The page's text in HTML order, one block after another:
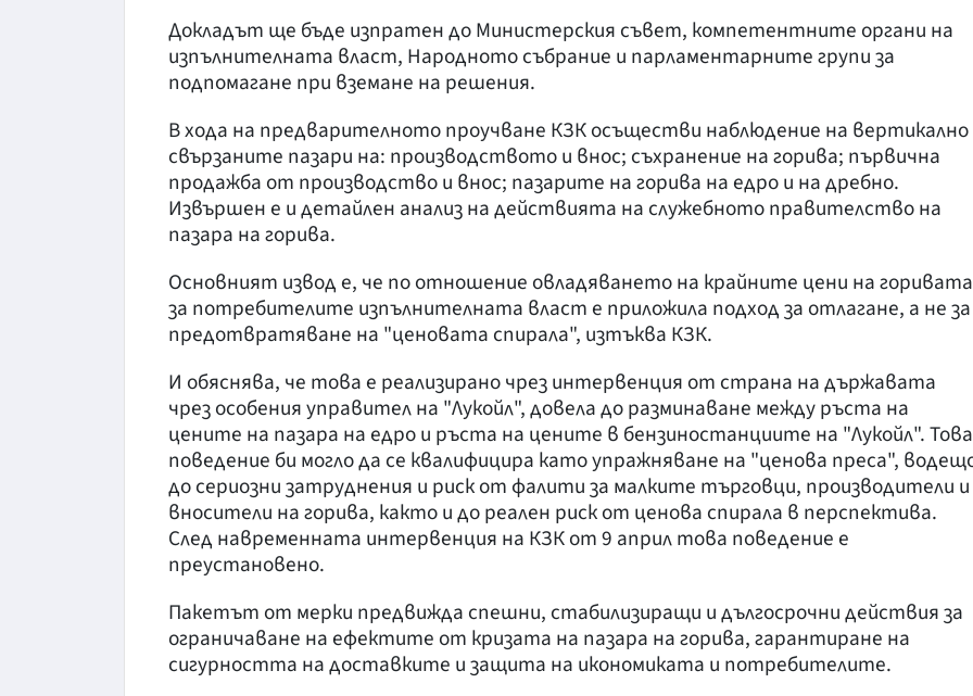
Докладът ще бъде изпратен до Министерския съвет, компетентните органи на
изпълнителната власт, Народното събрание и парламентарните групи за
подпомагане при вземане на решения.
В хода на предварителното проучване КЗК осъществи наблюдение на вертикално
свързаните пазари на: производството и внос; съхранение на горива; първична
продажба от производство и внос; пазарите на горива на едро и на дребно.
Извършен е и детайлен анализ на действията на служебното правителство на
пазара на горива.
Основният извод е, че по отношение овладяването на крайните цени на горивата
за потребителите изпълнителната власт е приложила подход за отлагане, а не за
предотвратяване на "ценовата спирала", изтъква КЗК.
И обяснява, че това е реализирано чрез интервенция от страна на държавата
чрез особения управител на "Лукойл", довела до разминаване между ръста на
цените на пазара на едро и ръста на цените в бензиностанциите на "Лукойл". Това
поведение би могло да се квалифицира като упражняване на "ценова преса",
до сериозни затруднения и риск от фалити за малките търговци, производители и
вносители на горива, както и до реален риск от ценова спирала в перспектива.
След навременната интервенция на КЗК от 9 април това поведение е
преустановено.
Пакетът от мерки предвижда спешни, стабилизиращи и дългосрочни действия за
ограничаване на ефектите от кризата на пазара на горива, гарантиране на
сигурността на доставките и защита на икономиката и потребителите.